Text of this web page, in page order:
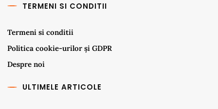
TERMENI SI CONDITII
Termeni si conditii
Politica cookie-urilor și GDPR
Despre noi
ULTIMELE ARTICOLE